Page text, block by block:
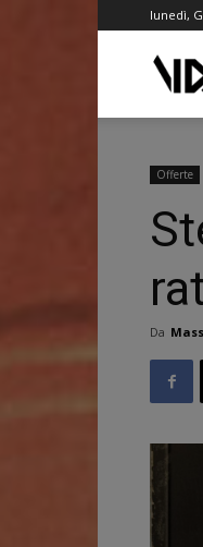
lunedì,
Offerte
Da